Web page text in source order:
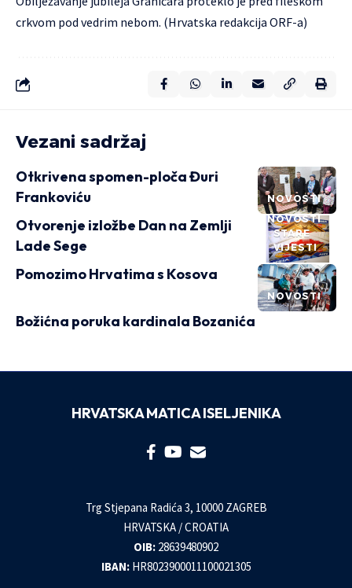
crkvom pod vedrim nebom. (Hrvatska redakcija ORF-a)
Vezani sadržaj
NOVOSTI
Otkrivena spomen-ploča Đuri
Frankoviću
NOVOSTI
STARE
VIJESTI
Otvorenje izložbe Dan na Zemlji
Lade Sege
NOVOSTI
Pomozimo Hrvatima s Kosova
Božićna poruka kardinala Bozanića
HRVATSKA MATICA ISELJENIKA
Trg Stjepana Radića 3, 10000 ZAGREB
HRVATSKA / CROATIA
OIB: 28639480902
IBAN: HR8023900011100021305